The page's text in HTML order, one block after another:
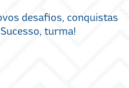
desafios, conquistas
turma!